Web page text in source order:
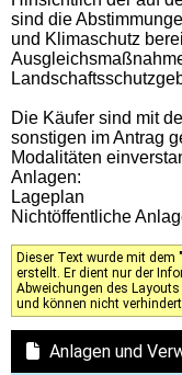
sind die
und Klimaschutz
Die Käufer sind mit
sonstigen im Antrag
Modalitäten
Anlagen:
Lageplan
Nichtöffentliche
Dieser Text wurde mit
erstellt. Er dient nur der
Abweichungen des
und können nicht verhindert
Anlagen und